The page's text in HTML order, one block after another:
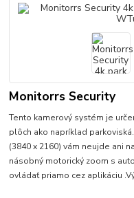
Monitorrs Security
Tento kamerový systém je
plôch ako napríklad
(3840 x 2160) vám neujde ani
násobný motorický zoom s
ovládať priamo cez aplikáciu